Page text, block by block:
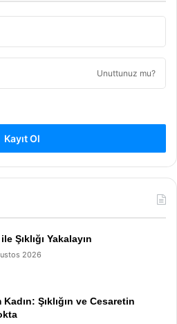
Unuttunuz mu?
Kayıt Ol
Şıklığı Yakalayın
2026
Şıklığın ve Cesaretin